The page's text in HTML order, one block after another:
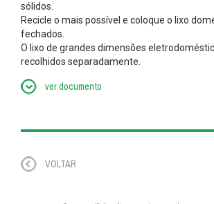
sólidos.
Recicle o mais possível e coloque o lixo
fechados.
O lixo de grandes dimensões
recolhidos separadamente.
ver documento
VOLTAR